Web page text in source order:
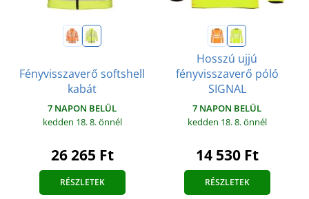
Fényvisszaverő softshell
kabát
7 NAPON BELÜL
kedden 18. 8.önnél
26 265 Ft
RÉSZLETEK
Hosszú ujjú
fényvisszaverő póló
SIGNAL
7 NAPON BELÜL
kedden 18. 8.önnél
14 530 Ft
RÉSZLETEK